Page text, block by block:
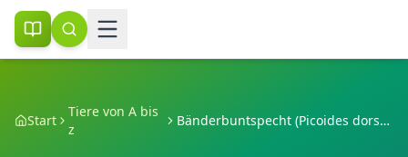
Start
Tiere von A bis
z
Bänderbuntspecht (Picoides dorsalis)